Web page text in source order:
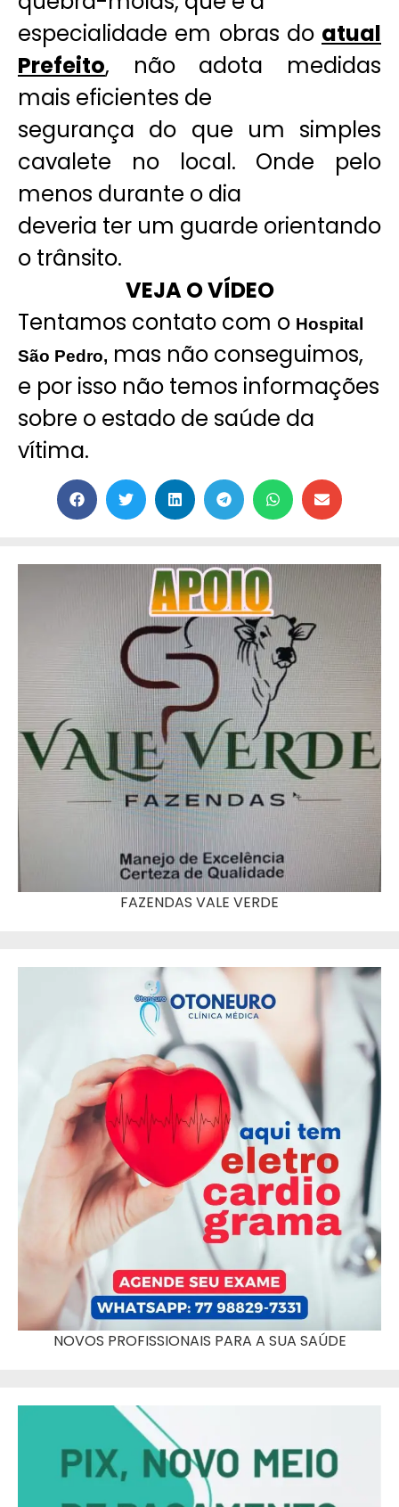
especialidade em obras do atual
Prefeito, não adota medidas
mais eficientes de
segurança do que um simples
cavalete no local. Onde pelo
menos durante o dia
deveria ter um guarde orientando
o trânsito.
VEJA O VÍDEO
Tentamos contato com o Hospital
São Pedro, mas não conseguimos,
e por isso não temos informações
sobre o estado de saúde da
vítima.
FAZENDAS VALE VERDE
NOVOS PROFISSIONAIS PARA A SUA SAÚDE